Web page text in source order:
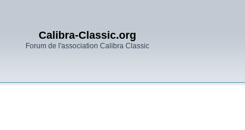
Calibra-Classic.org
Forum de l'association Calibra Classic